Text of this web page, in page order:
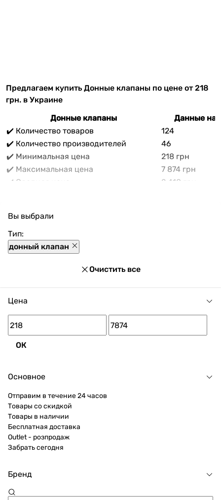
Предлагаем купить Донные клапаны по цене от 218
грн. в Украине
Донные клапаны
Данные на
✔️ Количество товаров
124
✔️ Количество производителей
46
✔️ Минимальная цена
218 грн
✔️ Максимальная цена
7 874 грн
✔️ Средняя цена
2 410 грн
покупке Донные клапаны в нашем магазине доступны
разнообразные способы оплаты, покупка в кредит и
множество акций и скидок для каждого покупателя.
Вы выбрали
Тип:
донный клапан
Очистить все
Цена
ОК
Основное
Отправим в течение 24 часов
Товары со скидкой
Товары в наличии
Бесплатная доставка
Outlet - розпродаж
Забрать сегодня
Бренд